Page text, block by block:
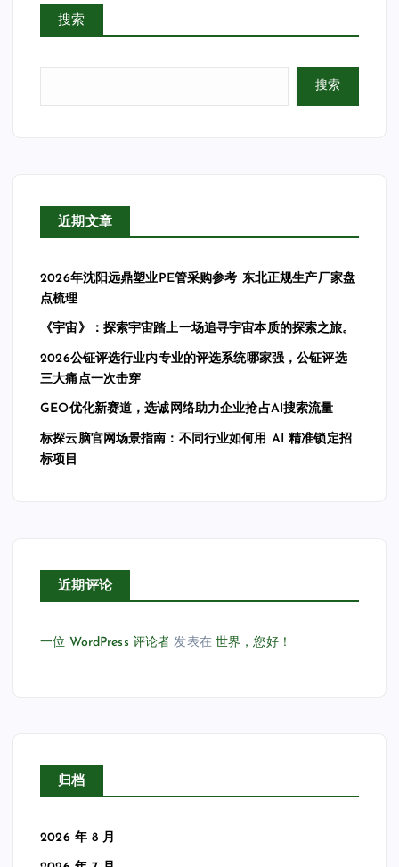
搜索
搜索
近期文章
2026年沈阳远鼎塑业PE管采购参考 东北正规生产厂家盘
点梳理
《宇宙》：探索宇宙踏上一场追寻宇宙本质的探索之旅。
2026公钲评选行业内专业的评选系统哪家强，公钲评选
三大痛点一次击穿
GEO优化新赛道，选诚网络助力企业抢占AI搜索流量
标探云脑官网场景指南：不同行业如何用 AI 精准锁定招
标项目
近期评论
一位 WordPress 评论者 发表在世界，您好！
归档
2026 年 8 月